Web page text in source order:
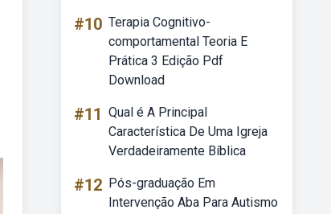
#10 Terapia Cognitivo-
comportamental Teoria E
Prática 3 Edição Pdf
Download
#11 Qual é A Principal
Característica De Uma Igreja
Verdadeiramente Bíblica
#12 Pós-graduação Em
Intervenção Aba Para Autismo